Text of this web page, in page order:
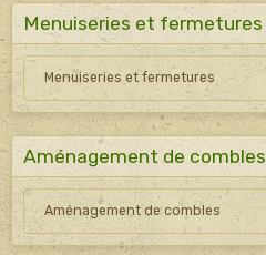
Menuiseries et fermetures
Menuiseries et fermetures
Aménagement de combles
Aménagement de combles